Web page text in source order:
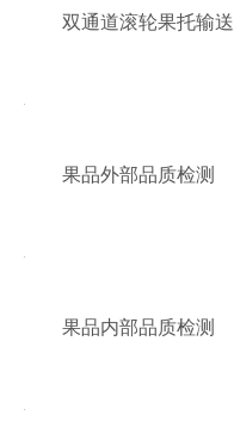
双通道滚轮果托输送
果品外部品质检测
果品内部品质检测